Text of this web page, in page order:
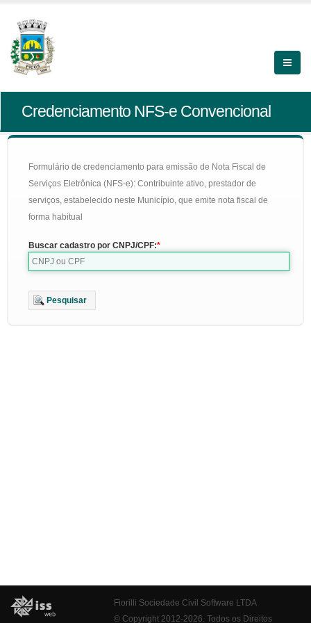
Credenciamento NFS-e Convencional
Formulário de credenciamento para emissão de Nota Fiscal de
Serviços Eletrônica (NFS-e): Contribuinte ativo, prestador de
serviços, estabelecido neste Município, que emite nota fiscal de
forma habitual
Buscar cadastro por CNPJ/CPF:
Pesquisar
Fiorilli Sociedade Civil Software LTDA
© Copyright 2012-2026. Todos os Direitos